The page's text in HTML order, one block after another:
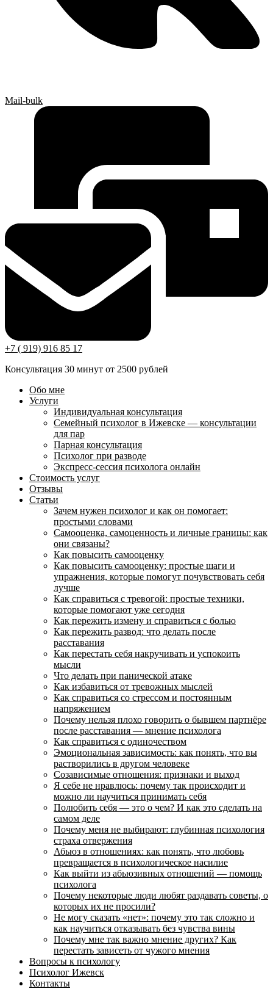
Mail-bulk
+7 ( 919) 916 85 17
Консультация 30 минут от 2500 рублей
Обо мне
Услуги
Индивидуальная консультация
Семейный психолог в Ижевске — консультации
для пар
Парная консультация
Психолог при разводе
Экспресс-сессия психолога онлайн
Стоимость услуг
Отзывы
Статьи
Зачем нужен психолог и как он помогает:
простыми словами
Самооценка, самоценность и личные границы: как
они связаны?
Как повысить самооценку
Как повысить самооценку: простые шаги и
упражнения, которые помогут почувствовать себя
лучше
Как справиться с тревогой: простые техники,
которые помогают уже сегодня
Как пережить измену и справиться с болью
Как пережить развод: что делать после
расставания
Как перестать себя накручивать и успокоить
мысли
Что делать при панической атаке
Как избавиться от тревожных мыслей
Как справиться со стрессом и постоянным
напряжением
Почему нельзя плохо говорить о бывшем партнёре
после расставания — мнение психолога
Как справиться с одиночеством
Эмоциональная зависимость: как понять, что вы
растворились в другом человеке
Созависимые отношения: признаки и выход
Я себе не нравлюсь: почему так происходит и
можно ли научиться принимать себя
Полюбить себя — это о чем? И как это сделать на
самом деле
Почему меня не выбирают: глубинная психология
страха отвержения
Абьюз в отношениях: как понять, что любовь
превращается в психологическое насилие
Как выйти из абьюзивных отношений — помощь
психолога
Почему некоторые люди любят раздавать советы, о
которых их не просили?
Не могу сказать «нет»: почему это так сложно и
как научиться отказывать без чувства вины
Почему мне так важно мнение других? Как
перестать зависеть от чужого мнения
Вопросы к психологу
Психолог Ижевск
Контакты